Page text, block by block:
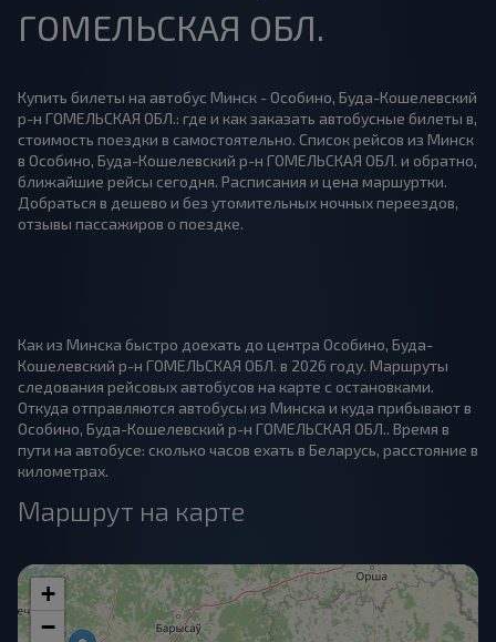
ГОМЕЛЬСКАЯ ОБЛ.
Купить билеты на автобус Минск - Особино, Буда-Кошелевский
р-н ГОМЕЛЬСКАЯ ОБЛ.: где и как заказать автобусные билеты в,
стоимость поездки в самостоятельно. Список рейсов из Минск
в Особино, Буда-Кошелевский р-н ГОМЕЛЬСКАЯ ОБЛ. и обратно,
ближайшие рейсы сегодня. Расписания и цена маршуртки.
Добраться в дешево и без утомительных ночных переездов,
отзывы пассажиров о поездке.
Как из Минска быстро доехать до центра Особино, Буда-
Кошелевский р-н ГОМЕЛЬСКАЯ ОБЛ. в 2026 году. Маршруты
следования рейсовых автобусов на карте с остановками.
Откуда отправляются автобусы из Минска и куда прибывают в
Особино, Буда-Кошелевский р-н ГОМЕЛЬСКАЯ ОБЛ.. Время в
пути на автобусе: сколько часов ехать в Беларусь, расстояние в
километрах.
Маршрут на карте
+
−